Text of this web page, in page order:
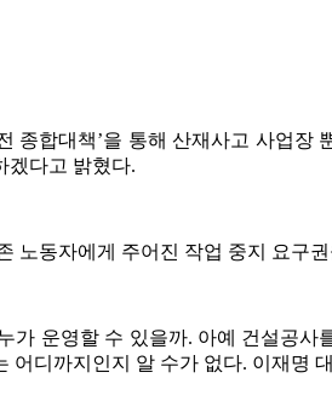
종합대책’을 통해 산재사고 사업
겠다고 밝혔다.
노동자에게 주어진 작업 중지 요구
가 운영할 수 있을까. 아예 건설공
어디까지인지 알 수가 없다. 이재명